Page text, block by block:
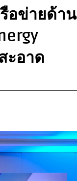
อข่ายด้าน
ะอาด